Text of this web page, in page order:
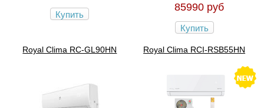
Купить
85990 руб
Купить
Royal Clima RC-GL90HN Royal Clima RCI-RSB55HN